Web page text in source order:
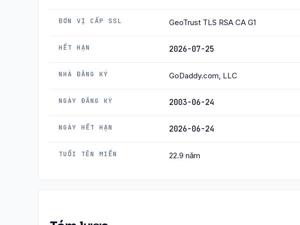
ĐƠN VỊ CẤP SSL GeoTrust TLS RSA CA G1
HẾT HẠN 2026-07-25
NHÀ ĐĂNG KÝ GoDaddy.com, LLC
NGÀY ĐĂNG KÝ 2003-06-24
NGÀY HẾT HẠN 2026-06-24
TUỔI TÊN MIỀN 22.9 năm